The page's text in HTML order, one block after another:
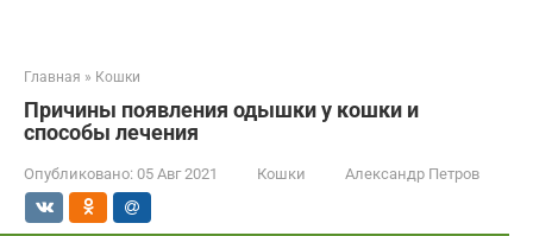
Главная » Кошки
Причины появления одышки у кошки и
способы лечения
Опубликовано: 05 Авг 2021 Кошки Александр Петров